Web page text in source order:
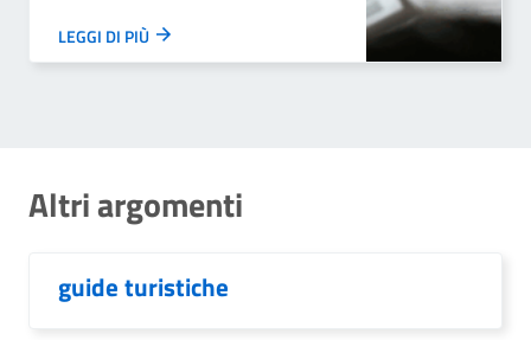
LEGGI DI PIÙ
Altri argomenti
guide turistiche